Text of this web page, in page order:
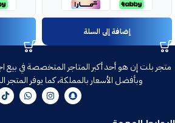
إضافة إلى السلة
متجر بلت إن هو أحد أكبر المتاجر المتخصصة في بيع
وبأفضل الأسعار بالمملكة، كما يوفر المتجر